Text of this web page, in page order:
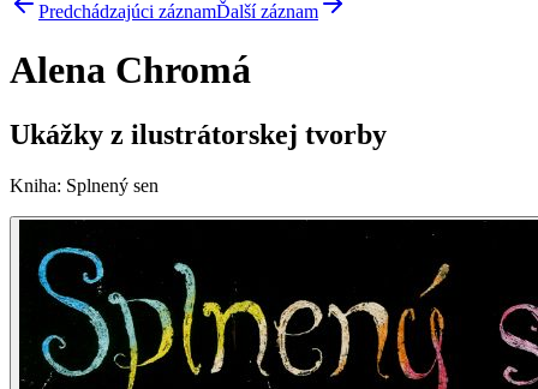
Predchádzajúci záznamĎalší záznam
Alena Chromá
Ukážky z ilustrátorskej tvorby
Kniha: Splnený sen